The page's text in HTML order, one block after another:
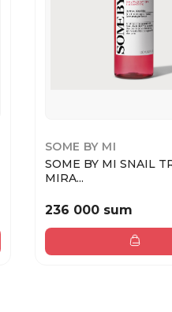
SOME BY MI
SOME BY MI SNAIL
MIRA...
236 000 sum